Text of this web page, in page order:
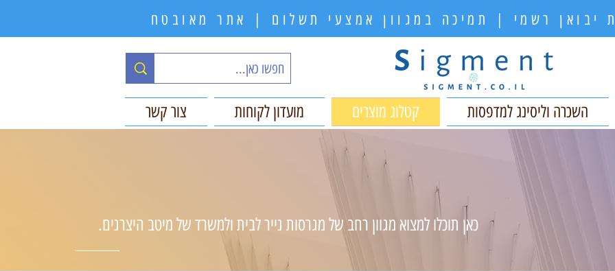
יבואן רשמי | תמיכה במגוון אמצעי תשלום | אתר מאובטח
השכרה וליסינג למדפסות קטלוג מוצרים מועדון לקוחות צור קשר
כאן תוכלו למצוא מגוון רחב של מגרסות נייר לבית ולמשרד של מיטב היצרנים.